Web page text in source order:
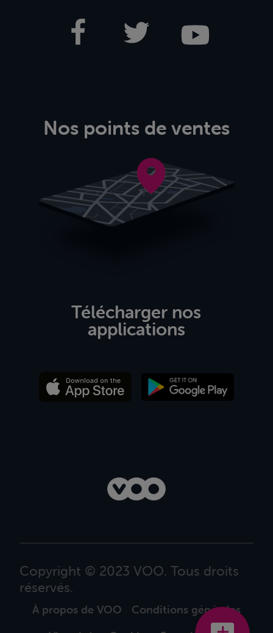
Nos points de ventes
Télécharger nos
applications
Copyright © 2023 VOO. Tous droits
réservés.
À propos de VOO
Conditions générales